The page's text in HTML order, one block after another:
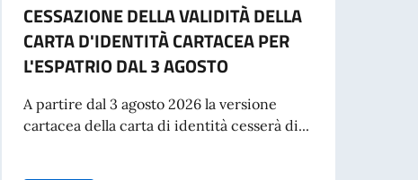
CESSAZIONE DELLA VALIDITÀ DELLA
CARTA D'IDENTITÀ CARTACEA PER
L'ESPATRIO DAL 3 AGOSTO
A partire dal 3 agosto 2026 la versione
cartacea della carta di identità cesserà di...